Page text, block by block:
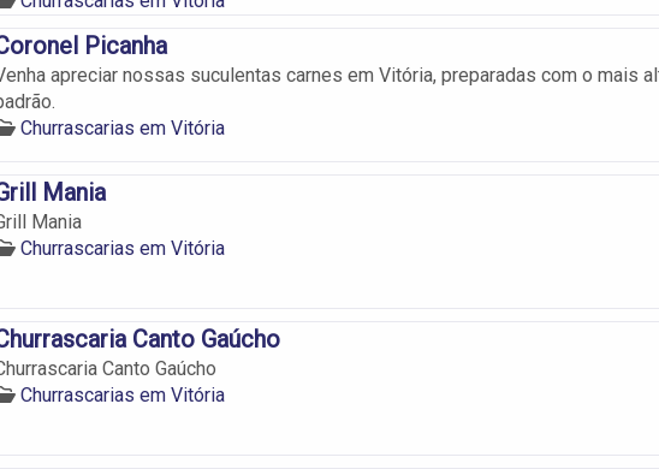
Picanha
apreciar nossas suculentas carnes em Vitória, preparadas com o mais
Churrascarias em Vitória
Mania
Mania
Churrascarias em Vitória
Canto Gaúcho
Canto Gaúcho
Churrascarias em Vitória